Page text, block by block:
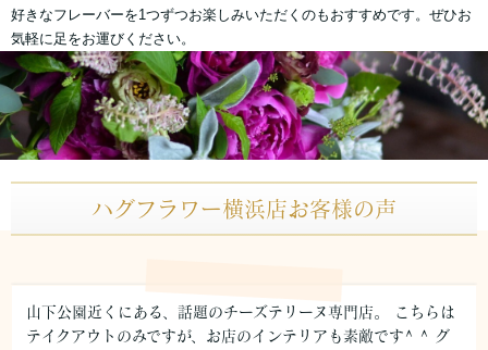
好きなフレーバーを1つずつお楽しみいただくのもおすすめです。ぜひお
気軽に足をお運びください。
ハグフラワー横浜店お客様の声
山下公園近くにある、話題のチーズテリーヌ専門店。 こちらは
テイクアウトのみですが、お店のインテリアも素敵です^ ^ グ